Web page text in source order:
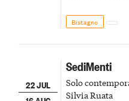
Bistagno
22 JUL
SediMenti
Solo
Silvia Ruata